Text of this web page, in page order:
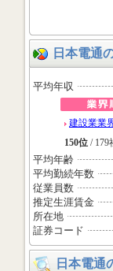
日本電通
平均年収
建設業業
150位 / 179
平均年齢
平均勤続年数
従業員数
推定生涯賃金
所在地
証券コード
日本電通